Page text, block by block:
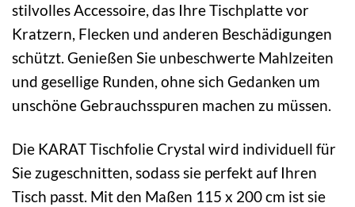
stilvolles Accessoire, das Ihre Tischplatte vor
Kratzern, Flecken und anderen Beschädigungen
schützt. Genießen Sie unbeschwerte Mahlzeiten
und gesellige Runden, ohne sich Gedanken um
unschöne Gebrauchsspuren machen zu müssen.
Die KARAT Tischfolie Crystal wird individuell für
Sie zugeschnitten, sodass sie perfekt auf Ihren
Tisch passt. Mit den Maßen 115 x 200 cm ist sie